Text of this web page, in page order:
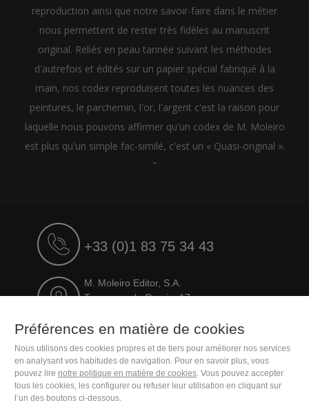
reproduction ainsi que notre savoir-faire dans le métier
nous permettent de rester très fidèles au manuscrit
original. Reliés en peau tannée suivant les méthodes
d'autrefois et édités sur un papier spécial fabriqué à la
main, nos codex reproduisent toutes les nuances des
peintures, le parchemin, l'or, l'argent c'est la raison pour
laquelle nous pouvons affirmer qu'un codex de M. Moleiro
est plus qu'un simple fac-similé, c'est un « Quasi-original ».
"
+33 (0)1 83 75 34 43
M. Moleiro Editor, S.A.
Travesera de Gracia, 17
Préférences en matière de cookies
Nous utilisons des cookies propres et de tiers pour améliorer nos services
en analysant vos habitudes de navigation. Pour en savoir plus, vous
pouvez lire notre politique en matière de cookies. Vous pouvez accepter
tous les cookies, les configurer ou refuser leur utilisation en cliquant sur
l’un des boutons ci-dessous.